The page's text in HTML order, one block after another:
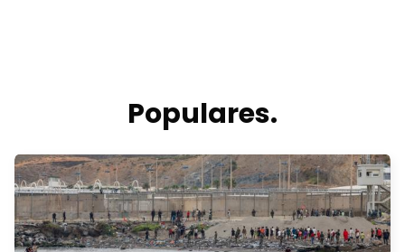
Populares.